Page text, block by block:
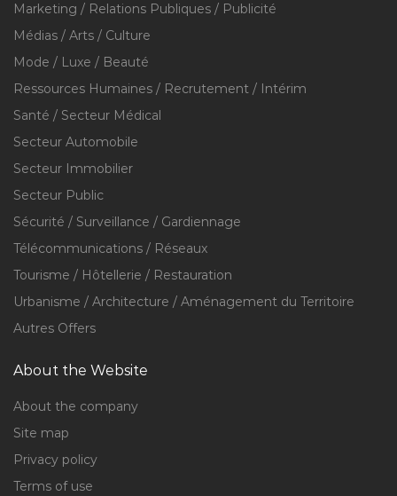
Marketing / Relations Publiques / Publicité
Médias / Arts / Culture
Mode / Luxe / Beauté
Ressources Humaines / Recrutement / Intérim
Santé / Secteur Médical
Secteur Automobile
Secteur Immobilier
Secteur Public
Sécurité / Surveillance / Gardiennage
Télécommunications / Réseaux
Tourisme / Hôtellerie / Restauration
Urbanisme / Architecture / Aménagement du Territoire
Autres Offers
About the Website
About the company
Site map
Privacy policy
Terms of use